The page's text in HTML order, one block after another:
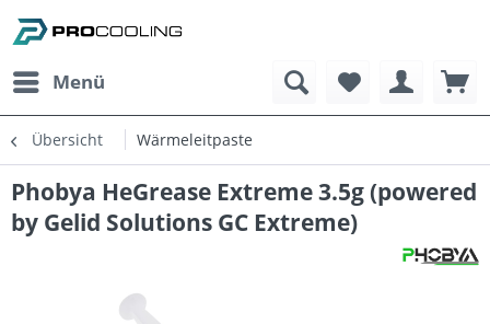
Menü
Übersicht Wärmeleitpaste
Phobya HeGrease Extreme 3.5g (powered
by Gelid Solutions GC Extreme)